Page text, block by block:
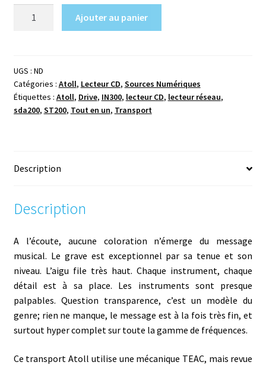
200
Ajouter au panier
UGS : ND
Catégories : Atoll, Lecteur CD, Sources Numériques
Étiquettes : Atoll, Drive, IN300, lecteur CD, lecteur réseau,
sda200, ST200, Tout en un, Transport
Description
Description
A l’écoute, aucune coloration n’émerge du message
musical. Le grave est exceptionnel par sa tenue et son
niveau. L’aigu file très haut. Chaque instrument, chaque
détail est à sa place. Les instruments sont presque
palpables. Question transparence, c’est un modèle du
genre; rien ne manque, le message est à la fois très fin, et
surtout hyper complet sur toute la gamme de fréquences.
Ce transport Atoll utilise une mécanique TEAC, mais revue